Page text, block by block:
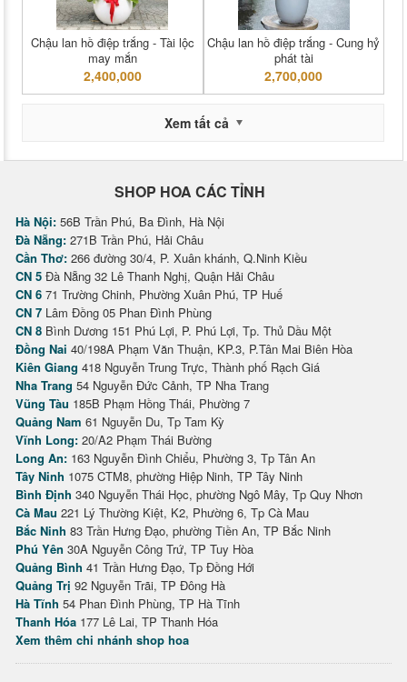
Chậu lan hồ điệp trắng - Tài lộc
may mắn
2,400,000
Chậu lan hồ điệp trắng - Cung hỷ
phát tài
2,700,000
Xem tất cả
SHOP HOA CÁC TỈNH
Hà Nội: 56B Trần Phú, Ba Đình, Hà Nội
Đà Nẵng: 271B Trần Phú, Hải Châu
Cần Thơ: 266 đường 30/4, P. Xuân khánh, Q.Ninh Kiều
CN 5 Đà Nẵng 32 Lê Thanh Nghị, Quận Hải Châu
CN 6 71 Trường Chinh, Phường Xuân Phú, TP Huế
CN 7 Lâm Đồng 05 Phan Đình Phùng
CN 8 Bình Dương 151 Phú Lợi, P. Phú Lợi, Tp. Thủ Dầu Một
Đồng Nai 40/198A Phạm Văn Thuận, KP.3, P.Tân Mai Biên Hòa
Kiên Giang 418 Nguyễn Trung Trực, Thành phố Rạch Giá
Nha Trang 54 Nguyễn Đức Cảnh, TP Nha Trang
Vũng Tàu 185B Phạm Hồng Thái, Phường 7
Quảng Nam 61 Nguyễn Du, Tp Tam Kỳ
Vĩnh Long: 20/A2 Phạm Thái Bường
Long An: 163 Nguyễn Đình Chiểu, Phường 3, Tp Tân An
Tây Ninh 1075 CTM8, phường Hiệp Ninh, TP Tây Ninh
Bình Định 340 Nguyễn Thái Học, phường Ngô Mây, Tp Quy Nhơn
Cà Mau 221 Lý Thường Kiệt, K2, Phường 6, Tp Cà Mau
Bắc Ninh 83 Trần Hưng Đạo, phường Tiền An, TP Bắc Ninh
Phú Yên 30A Nguyễn Công Trứ, TP Tuy Hòa
Quảng Bình 41 Trần Hưng Đạo, Tp Đồng Hới
Quảng Trị 92 Nguyễn Trãi, TP Đông Hà
Hà Tĩnh 54 Phan Đình Phùng, TP Hà Tĩnh
Thanh Hóa 177 Lê Lai, TP Thanh Hóa
Xem thêm chi nhánh shop hoa